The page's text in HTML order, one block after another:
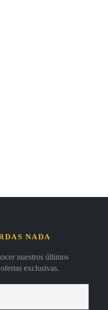
NADA
nuestros últimos
exclusivas.